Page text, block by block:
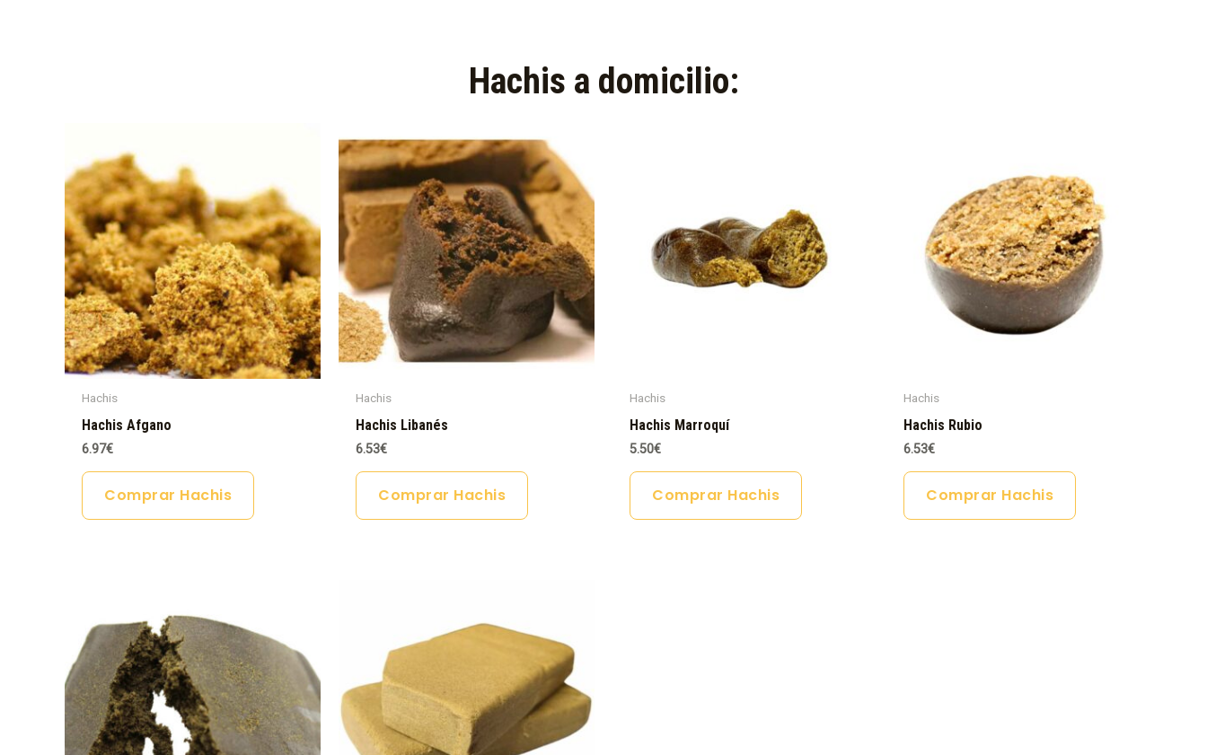
Hachis a domicilio:​
Hachis
Hachis Afgano
6.97€
Comprar Hachis
Hachis
Hachis Libanés
6.53€
Comprar Hachis
Hachis
Hachis Marroquí
5.50€
Comprar Hachis
Hachis
Hachis Rubio
6.53€
Comprar Hachis